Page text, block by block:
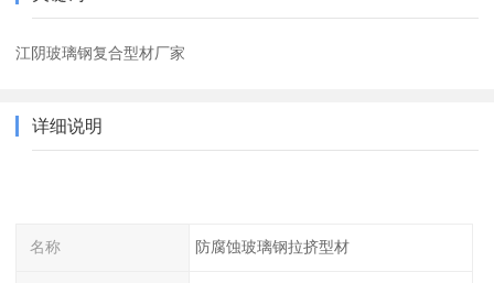
江阴玻璃钢复合型材厂家
详细说明
名称 防腐蚀玻璃钢拉挤型材